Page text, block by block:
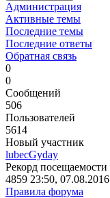
Администрация
Активные темы
Последние темы
Последние ответы
Обратная связь
0
0
Сообщений
506
Пользователей
5614
Новый участник
lubecGyday
Рекорд посещаемости
4859 23:50, 07.08.2016
Правила форума